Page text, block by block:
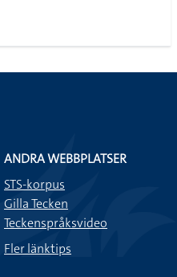
ANDRA WEBBPLATSER
STS-korpus
Gilla Tecken
Teckenspråksvideo
Fler länktips